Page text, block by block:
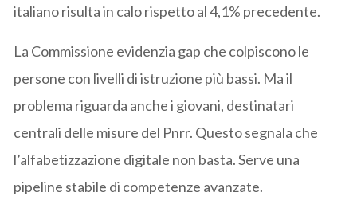
italiano risulta in calo rispetto al 4,1% precedente.
La Commissione evidenzia gap che colpiscono le
persone con livelli di istruzione più bassi. Ma il
problema riguarda anche i giovani, destinatari
centrali delle misure del Pnrr. Questo segnala che
l’alfabetizzazione digitale non basta. Serve una
pipeline stabile di competenze avanzate.